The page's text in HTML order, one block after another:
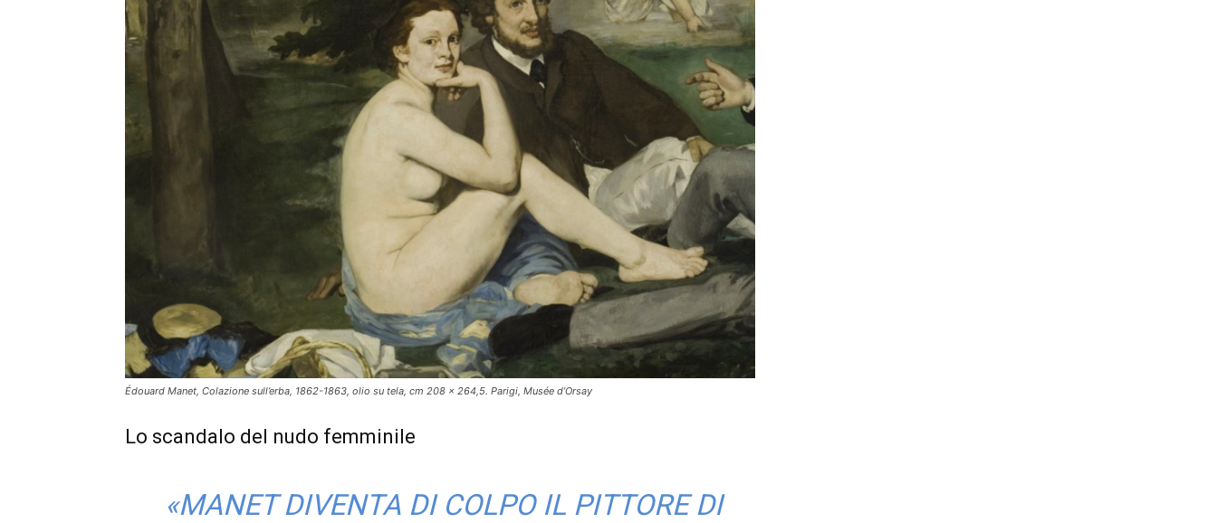
Édouard Manet, Colazione sull’erba, 1862-1863, olio su tela, cm 208 x 264,5. Parigi, Musée d’Orsay
Lo scandalo del nudo femminile
«MANET DIVENTA DI COLPO IL PITTORE DI